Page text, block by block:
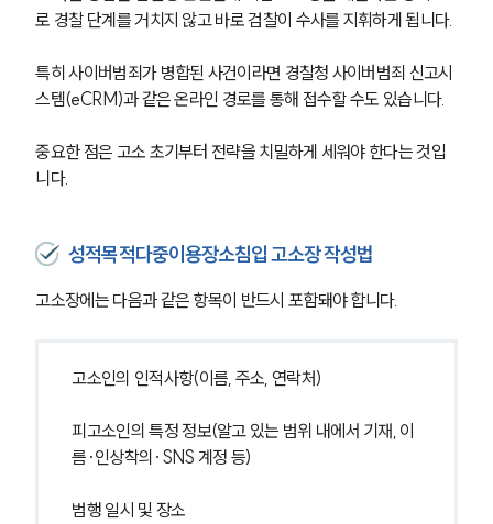
로 경찰 단계를 거치지 않고 바로 검찰이 수사를 지휘하게 됩니다.
특히 사이버범죄가 병합된 사건이라면 경찰청 사이버범죄 신고시
스템(eCRM)과 같은 온라인 경로를 통해 접수할 수도 있습니다.
중요한 점은 고소 초기부터 전략을 치밀하게 세워야 한다는 것입
니다.
성적목적다중이용장소침입 고소장 작성법
고소장에는 다음과 같은 항목이 반드시 포함돼야 합니다.
고소인의 인적사항(이름, 주소, 연락처)
피고소인의 특정 정보(알고 있는 범위 내에서 기재, 이
름·인상착의·SNS 계정 등)
범행 일시 및 장소